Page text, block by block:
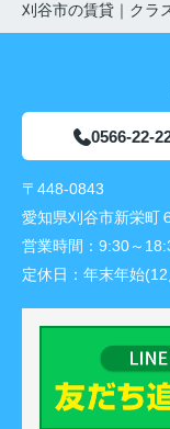
刈谷市の賃貸｜クラ
0566-22-
〒448-0843
愛知県刈谷市新栄町
営業時間： 9:30～
定休日： 年末年始